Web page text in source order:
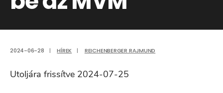
2024-06-28 | HÍREK | REICHENBERGER RAJMUND
Utoljára frissítve 2024-07-25